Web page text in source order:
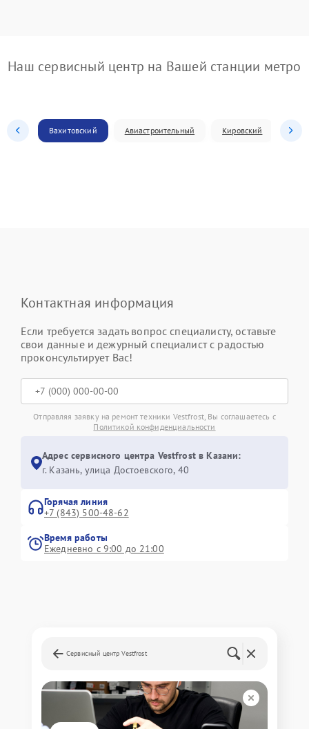
Наш сервисный центр на Вашей станции метро
Вахитовский Авиастроительный Кировский
Контактная информация
Если требуется задать вопрос специалисту, оставьте
свои данные и дежурный специалист с радостью
проконсультирует Вас!
Отправляя заявку на ремонт техники Vestfrost, Вы соглашаетесь с
Политикой конфиденциальности
Адрес сервисного центра Vestfrost в Казани:
г. Казань, улица Достоевского, 40
Горячая линия
+7 (843) 500-48-62
Время работы
Ежедневно с 9:00 до 21:00
Сервисный центр Vestfrost